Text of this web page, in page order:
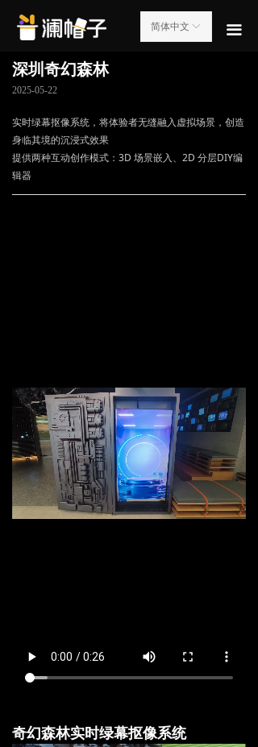
끀
首页
案例展示
关于我们
PPT展示
ꀅ
简体中文
深圳奇幻森林
2025-05-22
实时绿幕抠像系统，将体验者无缝融入虚拟场景，创造
身临其境的沉浸式效果
提供两种互动创作模式：3D 场景嵌入、2D 分层DIY编
辑器
奇幻森林实时绿幕抠像系统